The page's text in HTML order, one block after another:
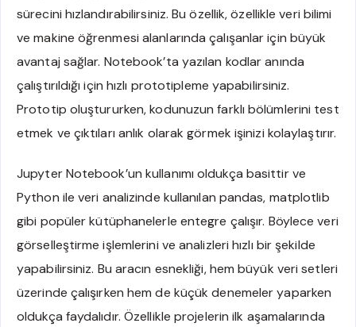
sürecini hızlandırabilirsiniz. Bu özellik, özellikle veri bilimi
ve makine öğrenmesi alanlarında çalışanlar için büyük
avantaj sağlar. Notebook’ta yazılan kodlar anında
çalıştırıldığı için hızlı prototipleme yapabilirsiniz.
Prototip oluştururken, kodunuzun farklı bölümlerini test
etmek ve çıktıları anlık olarak görmek işinizi kolaylaştırır.
Jupyter Notebook’un kullanımı oldukça basittir ve
Python ile veri analizinde kullanılan pandas, matplotlib
gibi popüler kütüphanelerle entegre çalışır. Böylece veri
görselleştirme işlemlerini ve analizleri hızlı bir şekilde
yapabilirsiniz. Bu aracın esnekliği, hem büyük veri setleri
üzerinde çalışırken hem de küçük denemeler yaparken
oldukça faydalıdır. Özellikle projelerin ilk aşamalarında